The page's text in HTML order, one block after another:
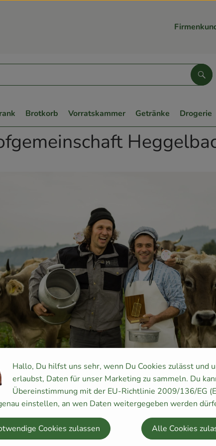
Brotkorb Vorratskammer Getränke Drogerie
ist eine gesunde Landwirtschaft, die Nahrungsmittel
den Menschen wirkliche Lebens-Mittel sein können."
Heggelbach im Süden Baden-Würtembergs ist einiges
Hallo, Du hilfst uns sehr, wenn Du Cookies zulässt und
erlaubst, Daten für unser Marketing zu sammeln. Du
Übereinstimmung mit der EU-Richtlinie 2009/136/EG
einstellen, an wen Daten weitergegeben werden
Cookies zulassen Alle Cookies